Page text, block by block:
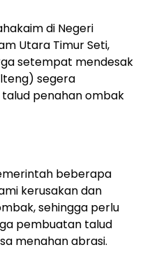
di Negeri
Utara Timur Seti,
setempat mendesak
segera
penahan ombak
beberapa
kerusakan dan
sehingga perlu
pembuatan talud
menahan abrasi.